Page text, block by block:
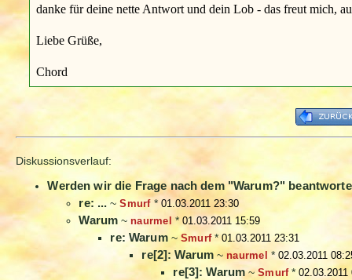
danke für deine nette Antwort und dein Lob - das freut mich,
Liebe Grüße,
Chord
Diskussionsverlauf:
Werden wir die Frage nach dem "Warum?"
re: ... ~Smurf* 01.03.2011 23:30
Warum ~naurmel * 01.03.2011 15:59
re: Warum~ Smurf*01.03.2011 23:31
re[2]: Warum ~naurmel * 02.03.2011
re[3]: Warum~Smurf*02.03.2011